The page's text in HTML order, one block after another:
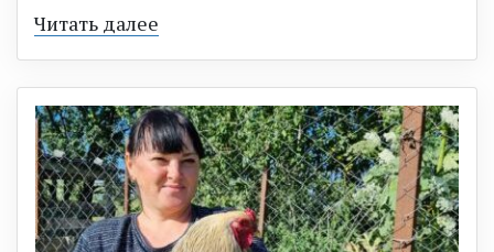
Читать далее